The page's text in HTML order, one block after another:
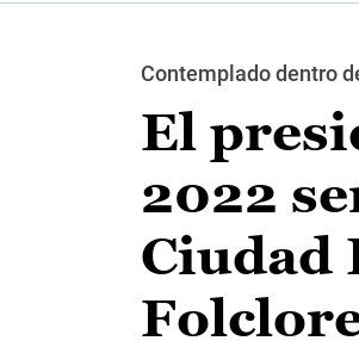
Contemplado dentro
El
2022
Ciudad